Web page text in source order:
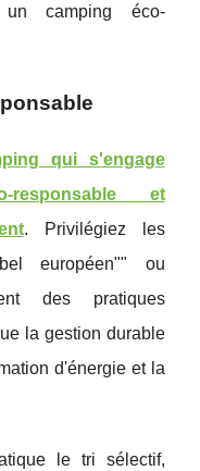
camping éco-
qui s'engage
et
. Privilégiez les
européen"" ou
des pratiques
la gestion durable
d'énergie et la
le tri sélectif,